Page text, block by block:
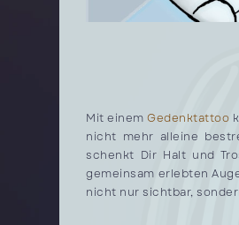
Mit einemGedenktattoo
nicht mehr alleine
schenkt Dir Halt und
gemeinsam erlebten
nicht nur sichtbar,